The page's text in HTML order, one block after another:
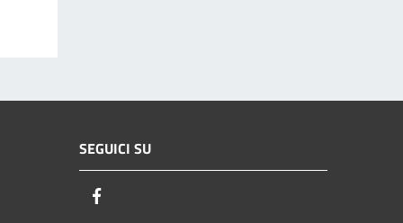
SEGUICI SU